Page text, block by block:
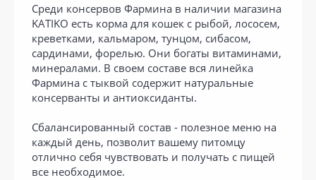
Среди консервов Фармина в наличии магазина
KATIKO есть корма для кошек с рыбой, лососем,
креветками, кальмаром, тунцом, сибасом,
сардинами, форелью. Они богаты витаминами,
минералами. В своем составе вся линейка
Фармина с тыквой содержит натуральные
консерванты и антиоксиданты.
Сбалансированный состав - полезное меню на
каждый день, позволит вашему питомцу
отлично себя чувствовать и получать с пищей
все необходимое.